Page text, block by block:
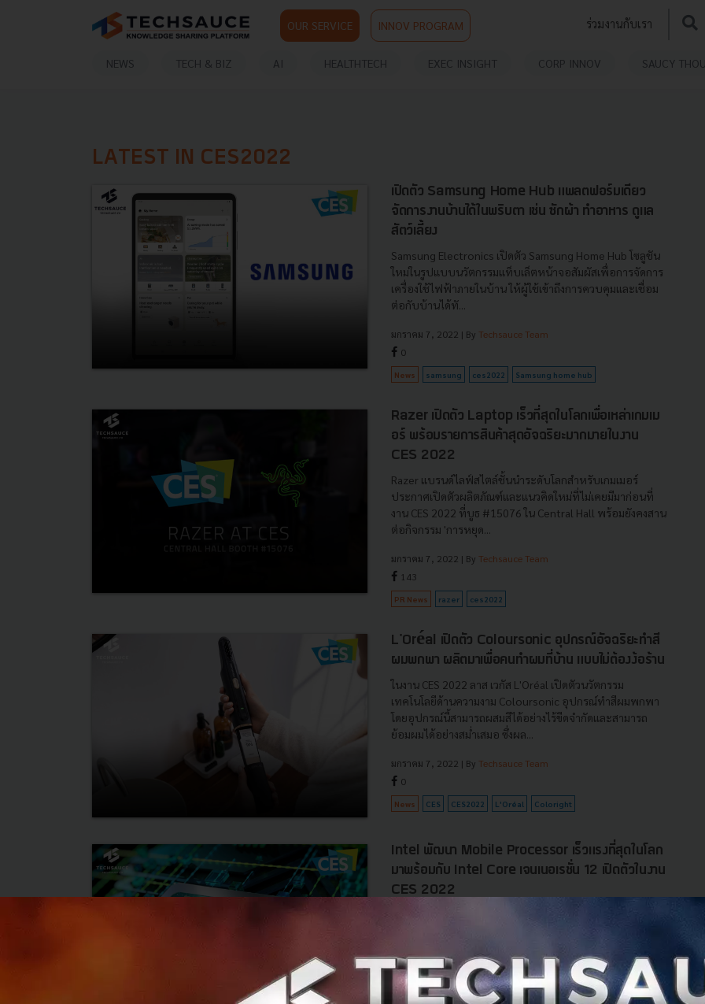
OUR SERVICE INNOV PROGRAM ร่วมงานกับเรา
NEWS TECH & BIZ AI HEALTHTECH EXEC INSIGHT CORP INNOV SAUCY
LATEST IN CES2022
เปิดตัว Samsung Home Hub แพลตฟอร์มเดียว
จัดการงานบ้านได้ในพริบตา เช่น ซักผ้า ทำอาหาร ดูแล
สัตว์เลี้ยง
Samsung Electronics เปิดตัว Samsung Home Hub โซลูชัน
ใหม่ในรูปแบบนวัตกรรมแท็บเล็ตหน้าจอสัมผัสเพื่อการจัดการ
เครื่องใช้ไฟฟ้าภายในบ้าน ให้ผู้ใช้เข้าถึงการควบคุมและเชื่อม
ต่อกับบ้านได้ทั...
มกราคม 7, 2022 | By Techsauce Team
0
News samsung ces2022 Samsung home hub
Razer เปิดตัว Laptop เร็วที่สุดในโลกเพื่อเหล่าเกมเม
อร์ พร้อมรายการสินค้าสุดอัจฉริยะมากมายในงาน
CES 2022
Razer แบรนด์ไลฟ์สไตล์ชั้นนำระดับโลกสำหรับเกมเมอร์
ประกาศเปิดตัวผลิตภัณฑ์และแนวคิดใหม่ที่ไม่เคยมีมาก่อนที่
งาน CES 2022 ที่บูธ #15076 ใน Central Hall พร้อมยังคงสาน
ต่อกิจกรรม 'การหยุด...
มกราคม 7, 2022 | By Techsauce Team
143
PR News razer ces2022
L'Oréal เปิดตัว Coloursonic อุปกรณ์อัจฉริยะทำสี
ผมพกพา ผลิตมาเพื่อคนทำผมที่บ้าน แบบไม่ต้องง้อร้าน
ในงาน CES 2022 ลาส เวกัส L'Oréal เปิดตัวนวัตกรรม
เทคโนโลยีด้านความงาม Coloursonic อุปกรณ์ทำสีผมพกพา
โดยอุปกรณ์นี้สามารถผสมสีได้อย่างไร้ขีดจำกัดและสามารถ
ย้อมผมได้อย่างสม่ำเสมอ ซึ่งผล...
มกราคม 7, 2022 | By Techsauce Team
0
News CES CES2022 L'Oréal Coloright
Intel พัฒนา Mobile Processor เร็วแรงที่สุดในโลก
มาพร้อมกับ Intel Core เจนเนอเรชั่น 12 เปิดตัวในงาน
CES 2022
ยล์ Intel Cor...
มกราคม 6, 2022| ByTechsauce Team